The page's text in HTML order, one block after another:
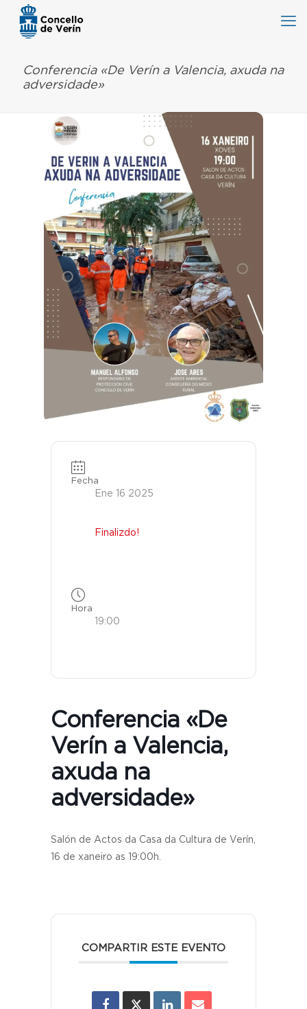
Conferencia «De Verín a Valencia, axuda na
adversidade»
Fecha
Ene 16 2025
Finalizdo!
Hora
19:00
Conferencia «De
Verín a Valencia,
axuda na
adversidade»
Salón de Actos da Casa da Cultura de Verín,
16 de xaneiro as 19:00h.
COMPARTIR ESTE EVENTO